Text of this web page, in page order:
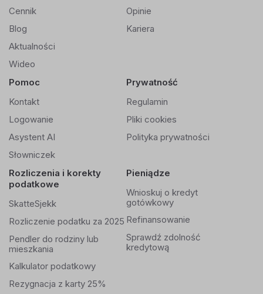
Cennik
Blog
Aktualności
Wideo
Opinie
Kariera
Pomoc
Kontakt
Logowanie
Asystent AI
Słowniczek
Prywatność
Regulamin
Pliki cookies
Polityka prywatności
Rozliczenia i korekty
podatkowe
SkatteSjekk
Rozliczenie podatku za 2025
Pendler do rodziny lub
mieszkania
Kalkulator podatkowy
Rezygnacja z karty 25%
Pieniądze
Wnioskuj o kredyt
gotówkowy
Refinansowanie
Sprawdź zdolność
kredytową